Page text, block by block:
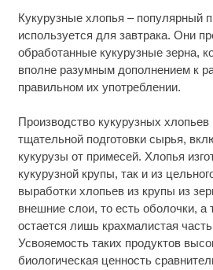
Кукурузные хлопья – популярный
используется для завтрака. Они
обработанные кукурузные зерна,
вполне разумным дополнением к
правильном их употреблении.
Производство кукурузных хлопьев
тщательной подготовки сырья,
кукурузы от примесей. Хлопья
кукурузной крупы, так и из
выработки хлопьев из крупы из
внешние слои, то есть оболочки,
остается лишь крахмалистая
Усвояемость таких продуктов
биологическая ценность
Пересмотрела 10 раз
Ролик из Омска: вы